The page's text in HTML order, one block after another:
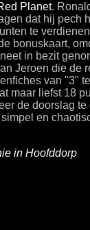
Planet.
dat hij pech
te
bonuskaart,
in bezit
Jeroen die de
van "3"
maar liefst 18
de doorslag
en
in Hoofddorp